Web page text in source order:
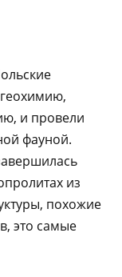
и провели
фауной.
из
похожие
это самые